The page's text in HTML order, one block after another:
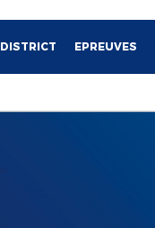
DISTRICT EPREUVES